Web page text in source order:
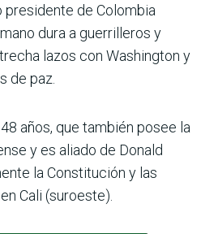
de Colombia
dura a guerrilleros y
lazos con Washington y
de paz.
años, que también posee la
y es aliado de Donald
la Constitución y las
Cali (suroeste).